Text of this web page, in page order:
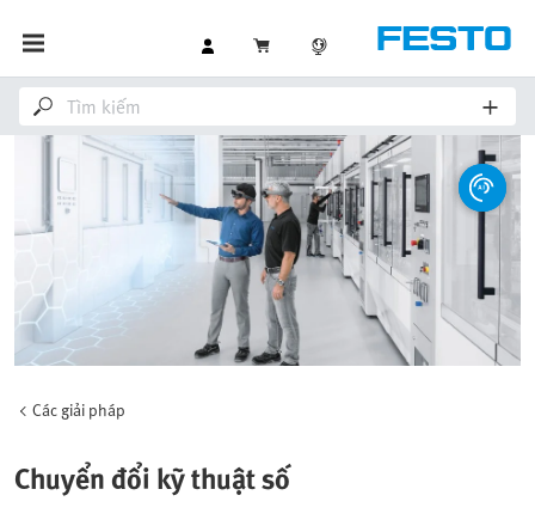
Các giải pháp
Chuyển đổi kỹ thuật số